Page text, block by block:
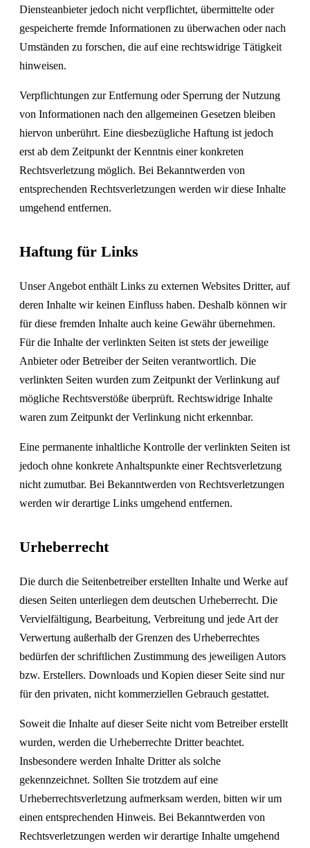
Diensteanbieter jedoch nicht verpflichtet, übermittelte oder
gespeicherte fremde Informationen zu überwachen oder nach
Umständen zu forschen, die auf eine rechtswidrige Tätigkeit
hinweisen.
Verpflichtungen zur Entfernung oder Sperrung der Nutzung
von Informationen nach den allgemeinen Gesetzen bleiben
hiervon unberührt. Eine diesbezügliche Haftung ist jedoch
erst ab dem Zeitpunkt der Kenntnis einer konkreten
Rechtsverletzung möglich. Bei Bekanntwerden von
entsprechenden Rechtsverletzungen werden wir diese Inhalte
umgehend entfernen.
Haftung für Links
Unser Angebot enthält Links zu externen Websites Dritter, auf
deren Inhalte wir keinen Einfluss haben. Deshalb können wir
für diese fremden Inhalte auch keine Gewähr übernehmen.
Für die Inhalte der verlinkten Seiten ist stets der jeweilige
Anbieter oder Betreiber der Seiten verantwortlich. Die
verlinkten Seiten wurden zum Zeitpunkt der Verlinkung auf
mögliche Rechtsverstöße überprüft. Rechtswidrige Inhalte
waren zum Zeitpunkt der Verlinkung nicht erkennbar.
Eine permanente inhaltliche Kontrolle der verlinkten Seiten ist
jedoch ohne konkrete Anhaltspunkte einer Rechtsverletzung
nicht zumutbar. Bei Bekanntwerden von Rechtsverletzungen
werden wir derartige Links umgehend entfernen.
Urheberrecht
Die durch die Seitenbetreiber erstellten Inhalte und Werke auf
diesen Seiten unterliegen dem deutschen Urheberrecht. Die
Vervielfältigung, Bearbeitung, Verbreitung und jede Art der
Verwertung außerhalb der Grenzen des Urheberrechtes
bedürfen der schriftlichen Zustimmung des jeweiligen Autors
bzw. Erstellers. Downloads und Kopien dieser Seite sind nur
für den privaten, nicht kommerziellen Gebrauch gestattet.
Soweit die Inhalte auf dieser Seite nicht vom Betreiber erstellt
wurden, werden die Urheberrechte Dritter beachtet.
Insbesondere werden Inhalte Dritter als solche
gekennzeichnet. Sollten Sie trotzdem auf eine
Urheberrechtsverletzung aufmerksam werden, bitten wir um
einen entsprechenden Hinweis. Bei Bekanntwerden von
Rechtsverletzungen werden wir derartige Inhalte umgehend